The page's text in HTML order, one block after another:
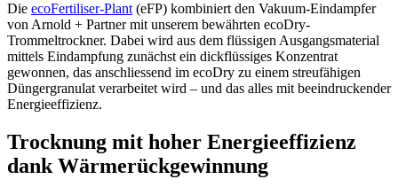
Die ecoFertiliser-Plant (eFP) kombiniert den Vakuum-Eindampfer
von Arnold + Partner mit unserem bewährten ecoDry-
Trommeltrockner. Dabei wird aus dem flüssigen Ausgangsmaterial
mittels Eindampfung zunächst ein dickflüssiges Konzentrat
gewonnen, das anschliessend im ecoDry zu einem streufähigen
Düngergranulat verarbeitet wird – und das alles mit beeindruckender
Energieeffizienz.
Trocknung mit hoher Energieeffizienz
dank Wärmerückgewinnung